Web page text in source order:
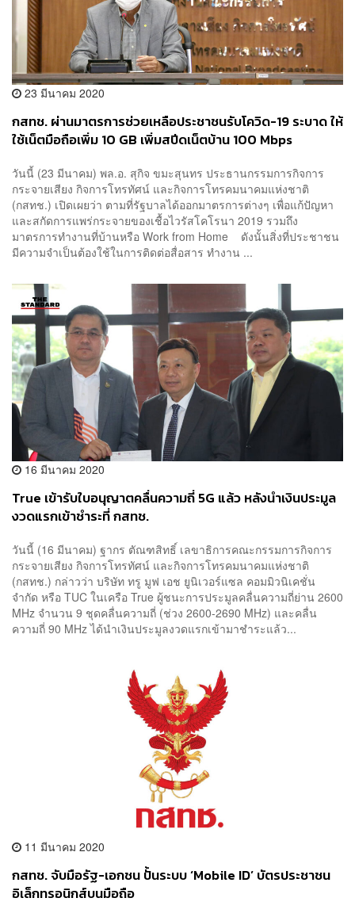
23 มีนาคม 2020
กสทช. ผ่านมาตรการช่วยเหลือประชาชนรับโควิด-19 ระบาด ให้
ใช้เน็ตมือถือเพิ่ม 10 GB เพิ่มสปีดเน็ตบ้าน 100 Mbps
วันนี้ (23 มีนาคม) พล.อ. สุกิจ ขมะสุนทร ประธานกรรมการกิจการ
กระจายเสียง กิจการโทรทัศน์ และกิจการโทรคมนาคมแห่งชาติ
(กสทช.) เปิดเผยว่า ตามที่รัฐบาลได้ออกมาตรการต่างๆ เพื่อแก้ปัญหา
และสกัดการแพร่กระจายของเชื้อไวรัสโคโรนา 2019 รวมถึง
มาตรการทำงานที่บ้านหรือ Work from Home ดังนั้นสิ่งที่ประชาชน
มีความจำเป็นต้องใช้ในการติดต่อสื่อสาร ทำงาน ...
16 มีนาคม 2020
True เข้ารับใบอนุญาตคลื่นความถี่ 5G แล้ว หลังนำเงินประมูล
งวดแรกเข้าชำระที่ กสทช.
วันนี้ (16 มีนาคม) ฐากร ตัณฑสิทธิ์ เลขาธิการคณะกรรมการกิจการ
กระจายเสียง กิจการโทรทัศน์ และกิจการโทรคมนาคมแห่งชาติ
(กสทช.) กล่าวว่า บริษัท ทรู มูฟ เอช ยูนิเวอร์แซล คอมมิวนิเคชั่น
จำกัด หรือ TUC ในเครือ True ผู้ชนะการประมูลคลื่นความถี่ย่าน 2600
MHz จำนวน 9 ชุดคลื่นความถี่ (ช่วง 2600-2690 MHz) และคลื่น
ความถี่ 90 MHz ได้นำเงินประมูลงวดแรกเข้ามาชำระแล้ว...
11 มีนาคม 2020
กสทช. จับมือรัฐ-เอกชน ปั้นระบบ ‘Mobile ID’ บัตรประชาชน
อิเล็กทรอนิกส์บนมือถือ